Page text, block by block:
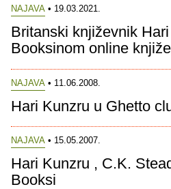
NAJAVA • 19.03.2021.
Britanski književnik
Booksinom online
NAJAVA • 11.06.2008.
Hari Kunzru u Ghetto
NAJAVA • 15.05.2007.
Hari Kunzru , C.K.
Booksi